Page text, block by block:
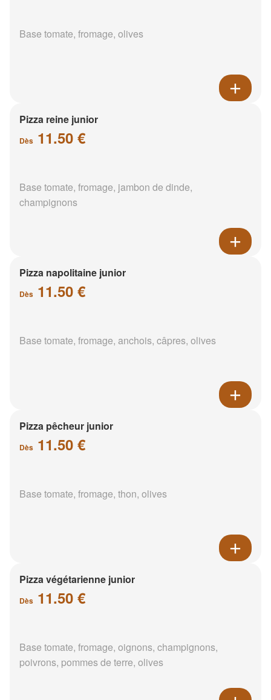
Base tomate, fromage, olives
Pizza reine junior
Dès 11.50 €
Base tomate, fromage, jambon de dinde,
champignons
Pizza napolitaine junior
Dès 11.50 €
Base tomate, fromage, anchois, câpres, olives
Pizza pêcheur junior
Dès 11.50 €
Base tomate, fromage, thon, olives
Pizza végétarienne junior
Dès 11.50 €
Base tomate, fromage, oignons, champignons,
poivrons, pommes de terre, olives